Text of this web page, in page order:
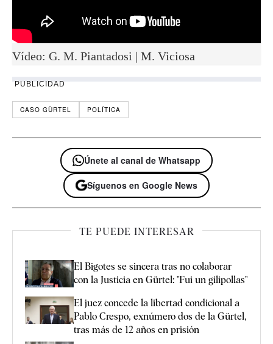
Vídeo: G. M. Piantadosi | M. Viciosa
PUBLICIDAD
CASO GÜRTEL POLÍTICA
Únete al canal de Whatsapp
Síguenos en Google News
TE PUEDE INTERESAR
El Bigotes se sincera tras no colaborar
con la Justicia en Gürtel: "Fui un gilipollas"
El juez concede la libertad condicional a
Pablo Crespo, exnúmero dos de la Gürtel,
tras más de 12 años en prisión